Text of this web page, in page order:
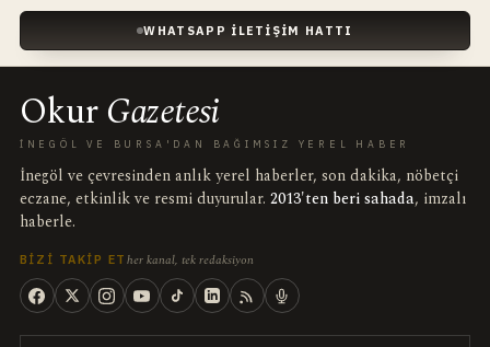
WHATSAPP İLETIŞIM HATTI
OkurGazetesi
İNEGÖL VE BURSA'DAN BAĞIMSIZ YEREL HABER
İnegöl ve çevresinden anlık yerel haberler, son dakika, nöbetçi
eczane, etkinlik ve resmi duyurular. 2013'ten beri sahada, imzalı
haberle.
BIZI TAKIP ET her kanal, tek redaksiyon